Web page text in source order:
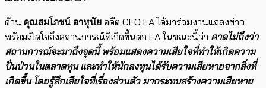
ด้าน คุณสมโภชน์ อาหุนัย อดีต CEO EA ได้มาร่วมงานแถลงข่าว
พร้อมเปิดใจถึงสถานการณ์ที่เกิดขึ้นต่อ EA ในขณะนี้ว่า คาดไม่ถึงว่า
สถานการณ์จะมาถึงจุดนี้ พร้อมแสดงความเสียใจที่ทำให้เกิดความ
ปั่นป่วนในตลาดทุน และทำให้นักลงทุนได้รับความเสียหายจากสิ่งที่
เกิดขึ้น โดยรู้สึกเสียใจที่เรื่องส่วนตัว มากระทบสร้างความเสียหาย